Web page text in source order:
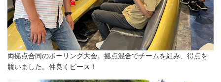
両拠点合同のボーリング大会。拠点混合でチームを組み、得点を
競いました。仲良くピース！